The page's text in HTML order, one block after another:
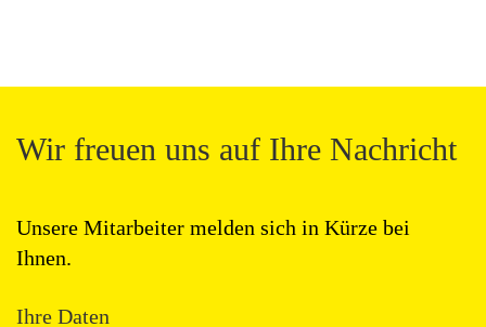
Wir freuen uns auf Ihre Nachricht
Unsere Mitarbeiter melden sich in Kürze bei
Ihnen.
Ihre Daten